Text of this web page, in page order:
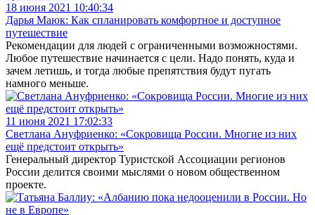
18 июня 2021 10:40:34
Дарья Маюк: Как спланировать комфортное и доступное
путешествие
Рекомендации для людей с ограниченными возможностями.
Любое путешествие начинается с цели. Надо понять, куда и
зачем летишь, и тогда любые препятствия будут пугать
намного меньше.
11 июня 2021 17:02:33
Светлана Ануфриенко: «Сокровища России. Многие из них
ещё предстоит открыть»
Генеральный директор Туристской Ассоциации регионов
России делится своими мыслями о новом общественном
проекте.